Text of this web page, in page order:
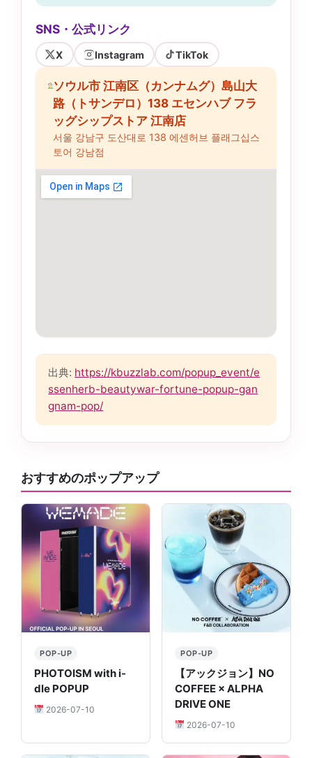
SNS・公式リンク
X Instagram TikTok
ソウル市 江南区（カンナムグ）島山大
路（トサンデロ）138 エセンハブ フラ
ッグシップストア 江南店
서울 강남구 도산대로 138 에센허브 플래그십스
토어 강남점
出典: https://kbuzzlab.com/popup_event/e
ssenherb-beautywar-fortune-popup-gan
gnam-pop/
おすすめのポップアップ
POP-UP
PHOTOISM with i-
dle POPUP
2026-07-10
POP-UP
【アックジョン】NO
COFFEE × ALPHA
DRIVE ONE
2026-07-10